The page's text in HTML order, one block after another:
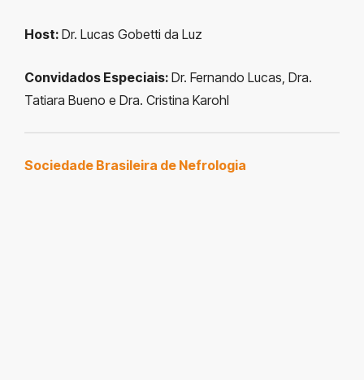
Host: Dr. Lucas Gobetti da Luz
Convidados Especiais: Dr. Fernando Lucas, Dra.
Tatiara Bueno e Dra. Cristina Karohl
Sociedade Brasileira de Nefrologia